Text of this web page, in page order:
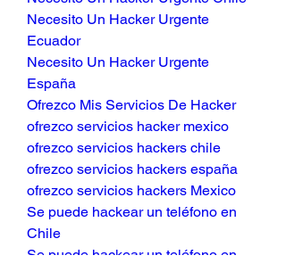
Necesito Un Hacker Urgente
Ecuador
Necesito Un Hacker Urgente
España
Ofrezco Mis Servicios De Hacker
ofrezco servicios hacker mexico
ofrezco servicios hackers chile
ofrezco servicios hackers españa
ofrezco servicios hackers Mexico
Se puede hackear un teléfono en
Chile
Se puede hackear un teléfono en